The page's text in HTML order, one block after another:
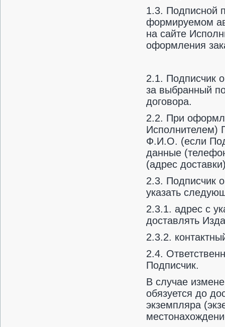
1.3. Подписной
формируемом
на сайте
оформления
2.1. Подписчик
за выбранный
договора.
2.2. При
Исполнителем)
Ф.И.О. (если
данные
(адрес
2.3. Подписчик
указать
2.3.1. адрес с
доставлять
2.3.2.
2.4.
Подписчик.
В случае
обязуется до
экземпляра